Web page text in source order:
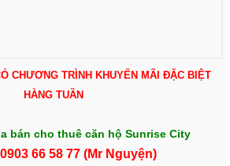
CHƯƠNG TRÌNH KHUYẾN MÃI ĐẶC BIỆT
HÀNG TUẦN
bán cho thuê căn hộ Sunrise City
0903 66 58 77 (Mr Nguyện)